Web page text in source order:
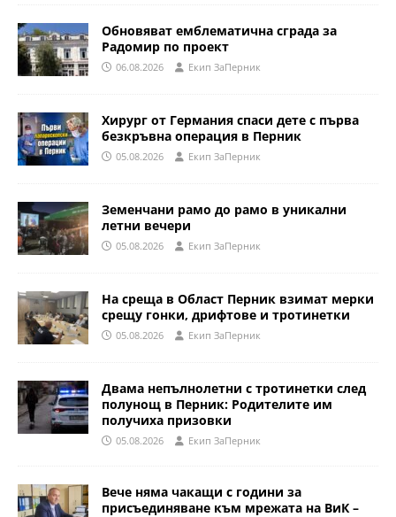
Обновяват емблематична сграда за
Радомир по проект
06.08.2026 Eкип ЗаПерник
Хирург от Германия спаси дете с първа
безкръвна операция в Перник
05.08.2026 Eкип ЗаПерник
Земенчани рамо до рамо в уникални
летни вечери
05.08.2026 Eкип ЗаПерник
На среща в Област Перник взимат мерки
срещу гонки, дрифтове и тротинетки
05.08.2026 Eкип ЗаПерник
Двама непълнолетни с тротинетки след
полунощ в Перник: Родителите им
получиха призовки
05.08.2026 Eкип ЗаПерник
Вече няма чакащи с години за
присъединяване към мрежата на ВиК –